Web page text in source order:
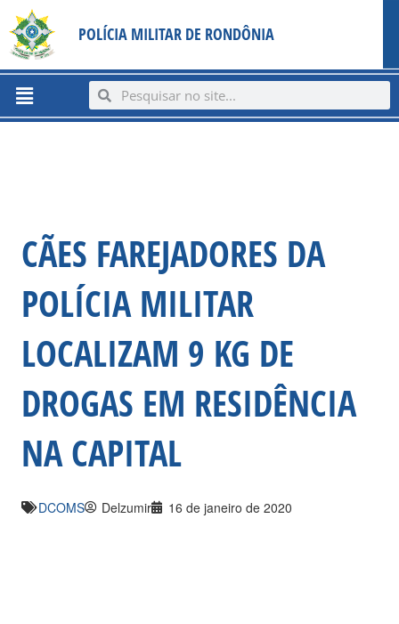
content
para
conteúdo
POLÍCIA MILITAR DE RONDÔNIA
Menu SearchSearch
CÃES FAREJADORES DA
POLÍCIA MILITAR
LOCALIZAM 9 KG DE
DROGAS EM RESIDÊNCIA
NA CAPITAL
DCOMS Delzumir 16 de janeiro de 2020